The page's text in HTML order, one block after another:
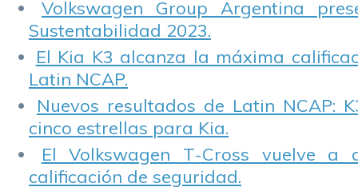
Volkswagen Group Argentina
Sustentabilidad 2023.
El Kia K3 alcanza la máxima
Latin NCAP.
Nuevos resultados de Latin NCAP:
cinco estrellas para Kia.
El Volkswagen T-Cross vuelve a
calificación de seguridad.